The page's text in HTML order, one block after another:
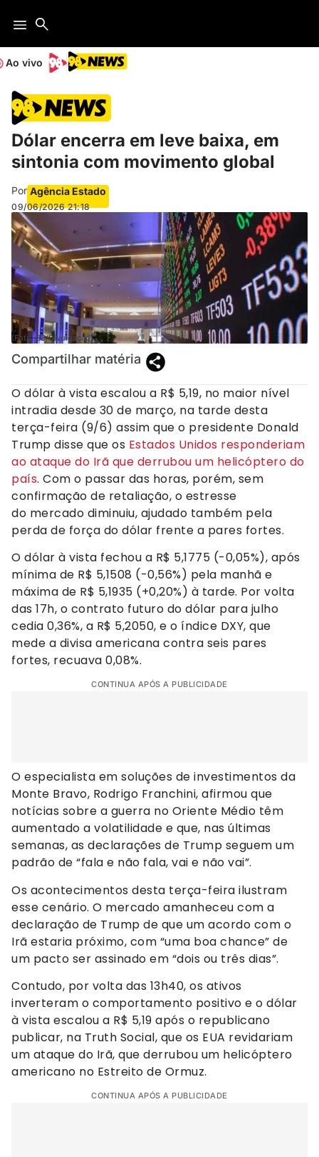
Ao vivo
Dólar encerra em leve baixa, em
sintonia com movimento global
Por Agência Estado
09/06/2026 21:18
(Foto: B3/Divulgação)
Compartilhar matéria
O dólar à vista escalou a R$ 5,19, no maior nível
intradia desde 30 de março, na tarde desta
terça-feira (9/6) assim que o presidente Donald
Trump disse que os Estados Unidos responderiam
ao ataque do Irã que derrubou um helicóptero do
país. Com o passar das horas, porém, sem
confirmação de retaliação, o estresse
do mercado diminuiu, ajudado também pela
perda de força do dólar frente a pares fortes.
O dólar à vista fechou a R$ 5,1775 (-0,05%), após
mínima de R$ 5,1508 (-0,56%) pela manhã e
máxima de R$ 5,1935 (+0,20%) à tarde. Por volta
das 17h, o contrato futuro do dólar para julho
cedia 0,36%, a R$ 5,2050, e o índice DXY, que
mede a divisa americana contra seis pares
fortes, recuava 0,08%.
CONTINUA APÓS A PUBLICIDADE
O especialista em soluções de investimentos da
Monte Bravo, Rodrigo Franchini, afirmou que
notícias sobre a guerra no Oriente Médio têm
aumentado a volatilidade e que, nas últimas
semanas, as declarações de Trump seguem um
padrão de “fala e não fala, vai e não vai”.
Os acontecimentos desta terça-feira ilustram
esse cenário. O mercado amanheceu com a
declaração de Trump de que um acordo com o
Irã estaria próximo, com “uma boa chance” de
um pacto ser assinado em “dois ou três dias”.
Contudo, por volta das 13h40, os ativos
inverteram o comportamento positivo e o dólar
à vista escalou a R$ 5,19 após o republicano
publicar, na Truth Social, que os EUA revidariam
um ataque do Irã, que derrubou um helicóptero
americano no Estreito de Ormuz.
CONTINUA APÓS A PUBLICIDADE